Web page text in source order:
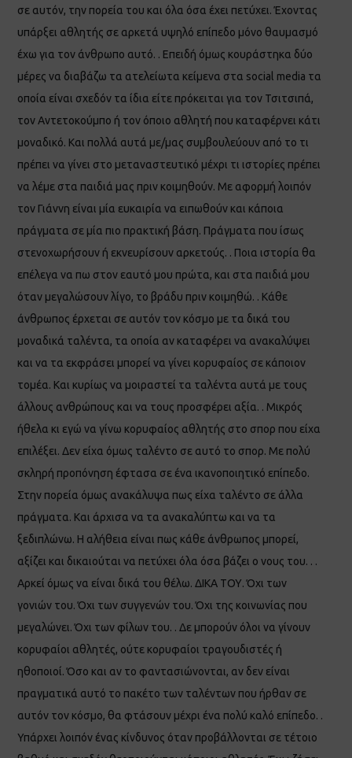
σε αυτόν, την πορεία του και όλα όσα έχει πετύχει. Έχοντας
υπάρξει αθλητής σε αρκετά υψηλό επίπεδο μόνο θαυμασμό
έχω για τον άνθρωπο αυτό. . Επειδή όμως κουράστηκα δύο
μέρες να διαβάζω τα ατελείωτα κείμενα στα social media τα
οποία είναι σχεδόν τα ίδια είτε πρόκειται για τον Τσιτσιπά,
τον Αντετοκούμπο ή τον όποιο αθλητή που καταφέρνει κάτι
μοναδικό. Και πολλά αυτά με/μας συμβουλεύουν από το τι
πρέπει να γίνει στο μεταναστευτικό μέχρι τι ιστορίες πρέπει
να λέμε στα παιδιά μας πριν κοιμηθούν. Με αφορμή λοιπόν
τον Γιάννη είναι μία ευκαιρία να ειπωθούν και κάποια
πράγματα σε μία πιο πρακτική βάση. Πράγματα που ίσως
στενοχωρήσουν ή εκνευρίσουν αρκετούς. . Ποια ιστορία θα
επέλεγα να πω στον εαυτό μου πρώτα, και στα παιδιά μου
όταν μεγαλώσουν λίγο, το βράδυ πριν κοιμηθώ. . Κάθε
άνθρωπος έρχεται σε αυτόν τον κόσμο με τα δικά του
μοναδικά ταλέντα, τα οποία αν καταφέρει να ανακαλύψει
και να τα εκφράσει μπορεί να γίνει κορυφαίος σε κάποιον
τομέα. Και κυρίως να μοιραστεί τα ταλέντα αυτά με τους
άλλους ανθρώπους και να τους προσφέρει αξία. . Μικρός
ήθελα κι εγώ να γίνω κορυφαίος αθλητής στο σπορ που είχα
επιλέξει. Δεν είχα όμως ταλέντο σε αυτό το σπορ. Με πολύ
σκληρή προπόνηση έφτασα σε ένα ικανοποιητικό επίπεδο.
Στην πορεία όμως ανακάλυψα πως είχα ταλέντο σε άλλα
πράγματα. Και άρχισα να τα ανακαλύπτω και να τα
ξεδιπλώνω. Η αλήθεια είναι πως κάθε άνθρωπος μπορεί,
αξίζει και δικαιούται να πετύχει όλα όσα βάζει ο νους του. . .
Αρκεί όμως να είναι δικά του θέλω. ΔΙΚΑ ΤΟΥ. Όχι των
γονιών του. Όχι των συγγενών του. Όχι της κοινωνίας που
μεγαλώνει. Όχι των φίλων του. . Δε μπορούν όλοι να γίνουν
κορυφαίοι αθλητές, ούτε κορυφαίοι τραγουδιστές ή
ηθοποιοί. Όσο και αν το φαντασιώνονται, αν δεν είναι
πραγματικά αυτό το πακέτο των ταλέντων που ήρθαν σε
αυτόν τον κόσμο, θα φτάσουν μέχρι ένα πολύ καλό επίπεδο. .
Υπάρχει λοιπόν ένας κίνδυνος όταν προβάλλονται σε τέτοιο